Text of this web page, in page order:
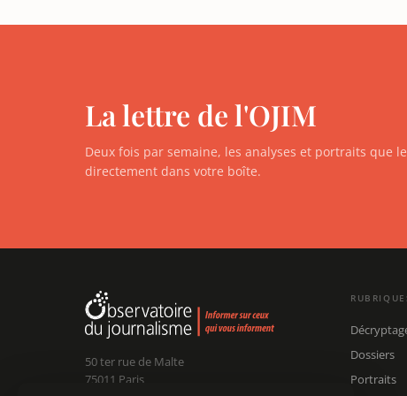
La lettre de l'OJIM
Deux fois par semaine, les analyses et portraits
directement dans votre boîte.
50 ter rue de Malte
75011 Paris
Dossiers
Portraits